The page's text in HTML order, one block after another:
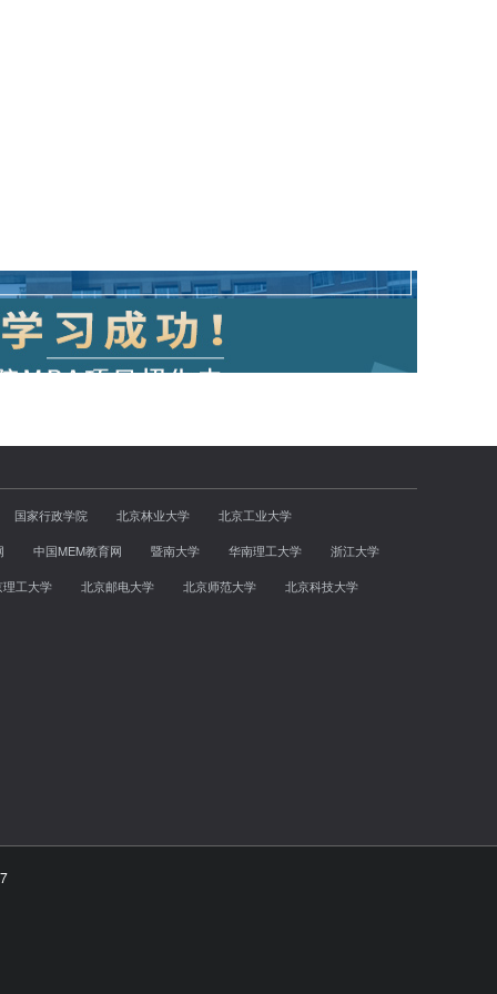
国家行政学院 北京林业大学
北京工业大学
中国MEM教育网 暨南大学 华南理工大学
浙江大学
理工大学
北京邮电大学 北京师范大学 北京科技大学